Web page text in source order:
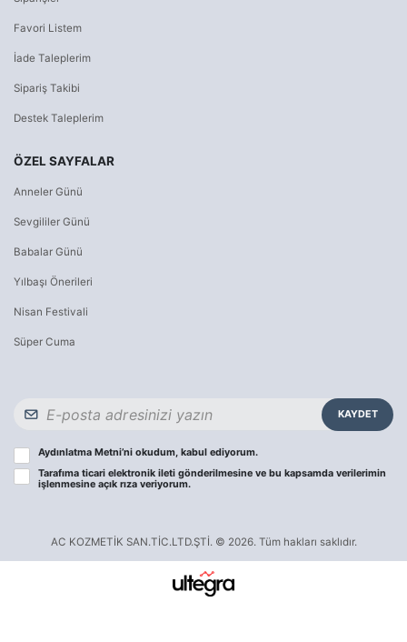
Favori Listem
İade Taleplerim
Sipariş Takibi
Destek Taleplerim
ÖZEL SAYFALAR
Anneler Günü
Sevgililer Günü
Babalar Günü
Yılbaşı Önerileri
Nisan Festivali
Süper Cuma
KAYDET
Aydınlatma Metni’ni okudum, kabul ediyorum.
Tarafıma ticari elektronik ileti gönderilmesine ve bu kapsamda verilerimin
işlenmesine açık rıza veriyorum.
AC KOZMETİK SAN.TİC.LTD.ŞTİ. © 2026. Tüm hakları saklıdır.